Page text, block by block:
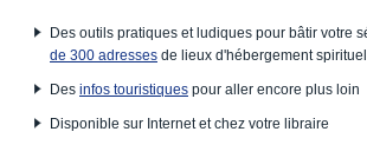
Des outils pratiques et ludiques pour bâtir votre
de 300 adresses de lieux d'hébergement
Des infos touristiques pour aller encore plus loin
Disponible sur Internet et chez votre libraire